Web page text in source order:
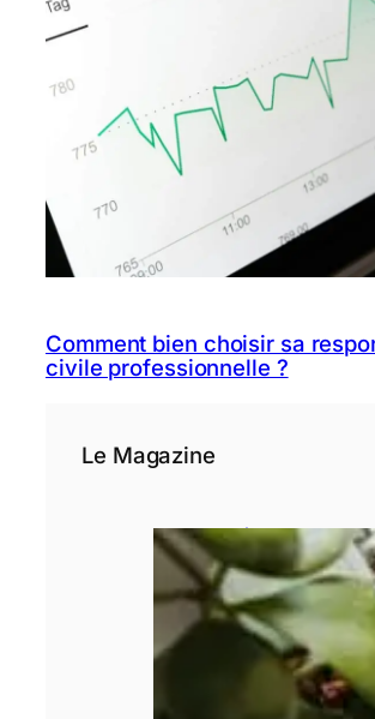
Comment bien choisir sa
civile professionnelle ?
Le Magazine
3 étapes avant
de se lancer
dans un crédit